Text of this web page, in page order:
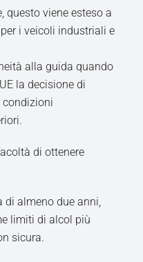
questo viene esteso a
i veicoli industriali e
alla guida quando
la decisione di
condizioni
di ottenere
di almeno due anni,
limiti di alcol più
sicura.